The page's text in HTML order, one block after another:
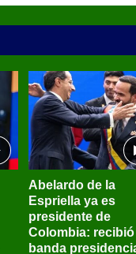
Abelardo de la
Espriella ya es
presidente de
Colombia: recibió
banda